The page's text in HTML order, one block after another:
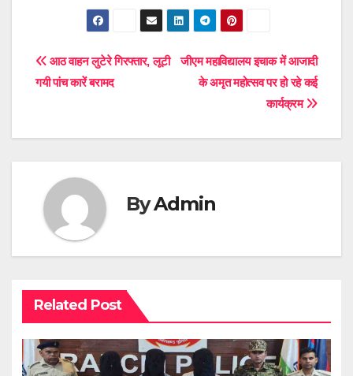
Post
जीएम महाविद्यालय इचाक में आजादी
के अमृत महोत्सव पर हो रहे कई
कार्यक्रम
आठ वाहन लुटेरे गिरफ्तार, लूटी
गयी पांच कारें बरामद
ByAdmin
Related Post